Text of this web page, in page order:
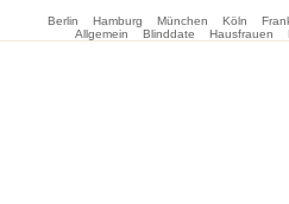
Berlin Hamburg München Köln
Allgemein
Blinddate Hausfrauen